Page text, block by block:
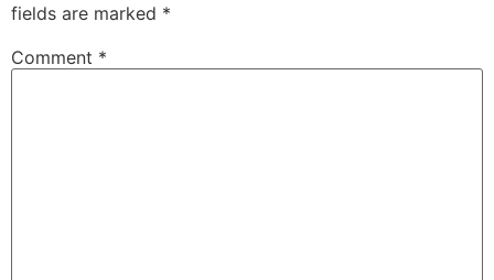
fields are marked *
Comment *